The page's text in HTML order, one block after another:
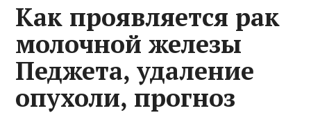
Как проявляется рак
молочной железы
Педжета, удаление
опухоли, прогноз